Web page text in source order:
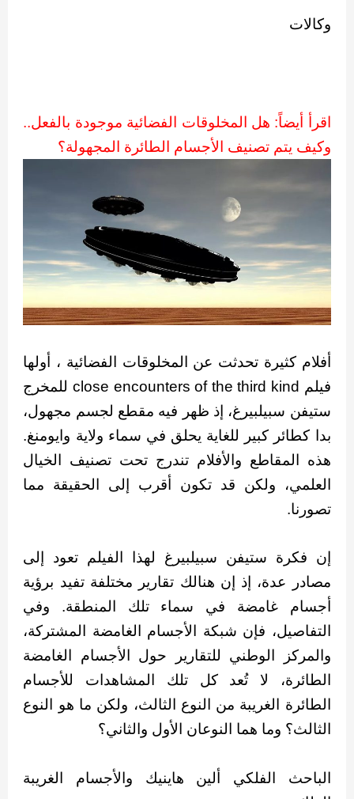
وكالات
اقرأ أيضاً: هل المخلوقات الفضائية موجودة بالفعل..
وكيف يتم تصنيف الأجسام الطائرة المجهولة؟
أفلام كثيرة تحدثت عن المخلوقات الفضائية ، أولها
فيلم close encounters of the third kind للمخرج
ستيفن سبيلبيرغ، إذ ظهر فيه مقطع لجسم مجهول،
بدا كطائر كبير للغاية يحلق في سماء ولاية وايومنغ.
هذه المقاطع والأفلام تندرج تحت تصنيف الخيال
العلمي، ولكن قد تكون أقرب إلى الحقيقة مما
تصورنا.
إن فكرة ستيفن سبيلبيرغ لهذا الفيلم تعود إلى
مصادر عدة، إذ إن هنالك تقارير مختلفة تفيد برؤية
أجسام غامضة في سماء تلك المنطقة. وفي
التفاصيل، فإن شبكة الأجسام الغامضة المشتركة،
والمركز الوطني للتقارير حول الأجسام الغامضة
الطائرة، لا تُعد كل تلك المشاهدات للأجسام
الطائرة الغريبة من النوع الثالث، ولكن ما هو النوع
الثالث؟ وما هما النوعان الأول والثاني؟
الباحث الفلكي ألين هاينيك والأجسام الغريبة